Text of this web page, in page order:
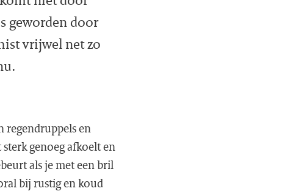
geworden door
vrijwel net zo
regendruppels en
genoeg afkoelt en
als je met een bril
bij rustig en koud